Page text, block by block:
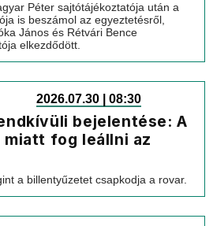
Péter sajtótájékoztatója után a
is beszámol az egyeztetésről,
János és Rétvári Bence
elkezdődött.
2026.07.30 | 08:30
bejelentése: A
fog leállni az
a billentyűzetet csapkodja a rovar.